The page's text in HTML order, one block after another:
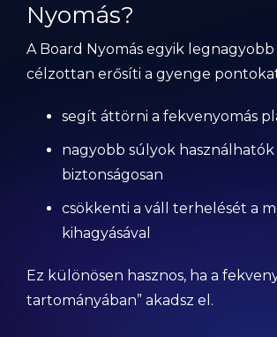
Nyomás?
A Board Nyomás egyik
célzottan erősíti a gyenge
segít áttörni a fekvenyomás
nagyobb súlyok használhatók
biztonságosan
csökkenti a váll terhelését a
kihagyásával
Ez különösen hasznos, ha a
tartományában” akadsz el.